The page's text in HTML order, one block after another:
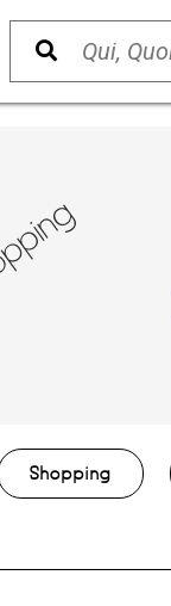
Shopping